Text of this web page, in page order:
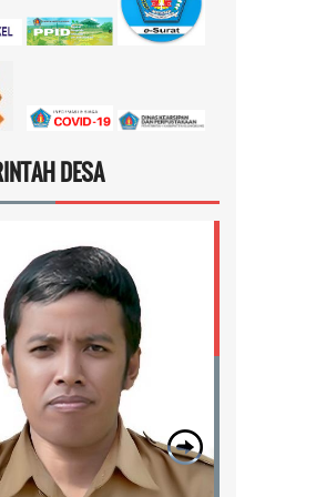
Marten Keny Balubun
2025 11:18:28
DESA